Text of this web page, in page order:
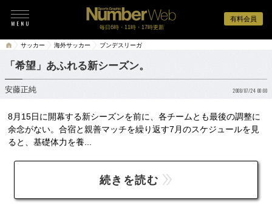
有料会員
毎日6時・11時・17時更新
サッカー 海外サッカー ブンデスリーガ
「希望」あふれる新シーズン。
安藤正純 2008/07/24 00:00
8月15日に開幕する新シーズンを前に、各チームとも最後の調整に
余念がない。合宿と親善マッチを繰り返す7月のスケジュールを見
ると、基礎体力を養...
続きを読む